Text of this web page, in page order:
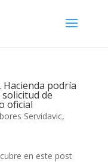
podría
de
oficial
Servidavic,
en este post